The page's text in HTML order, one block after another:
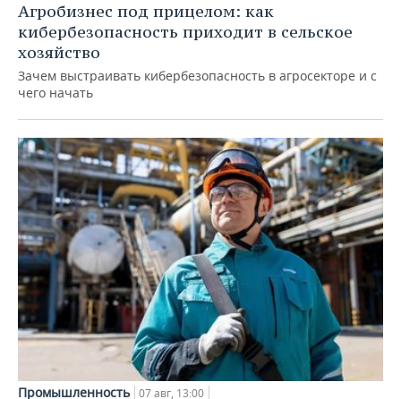
Агробизнес под прицелом: как
кибербезопасность приходит в сельское
хозяйство
Зачем выстраивать кибербезопасность в агросекторе и с
чего начать
Промышленность 07 авг, 13:00